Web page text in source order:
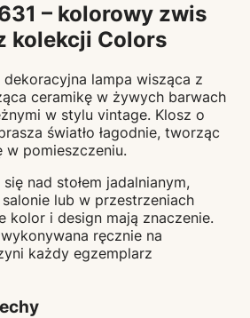
– kolorowy zwis
kolekcji Colors
lampa wisząca z
ceramikę w żywych barwach
w stylu vintage. Klosz o
światło łagodnie, tworząc
w pomieszczeniu.
nad stołem jadalnianym,
lub w przestrzeniach
kolor i design mają znaczenie.
ręcznie na
każdy egzemplarz